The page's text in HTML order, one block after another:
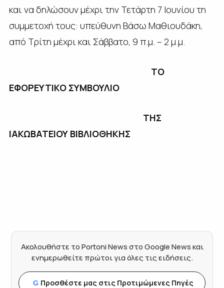
και να δηλώσουν μέχρι την Τετάρτη 7 Ιουνίου τη
συμμετοχή τους: υπεύθυνη Βάσω Μαθιουδάκη,
από Τρίτη μέχρι και Σάββατο, 9 π.μ. – 2 μ.μ.
ΤΟ
ΕΦΟΡΕΥΤΙΚΟ ΣΥΜΒΟΥΛΙΟ
ΤΗΣ
ΙΑΚΩΒΑΤΕΙΟΥ ΒΙΒΛΙΟΘΗΚΗΣ
Ακολουθήστε το Portoni News στο Google News και
ενημερωθείτε πρώτοι για όλες τις ειδήσεις.
G Προσθέστε μας στις Προτιμώμενες Πηγές